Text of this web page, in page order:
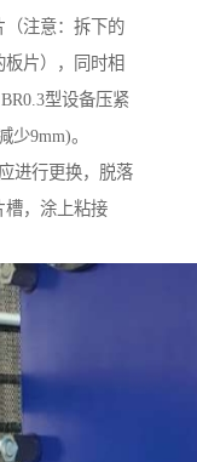
（注意：拆下的
片），同时相
型设备压紧
少9mm)。
进行更换，脱落
槽，涂上粘接